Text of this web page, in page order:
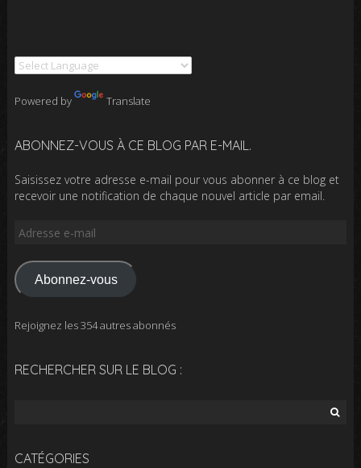
Powered by Translate
ABONNEZ-VOUS À CE BLOG PAR E-MAIL.
Saisissez votre adresse e-mail pour vous abonner à ce blog et
recevoir une notification de chaque nouvel article par email.
Adresse
mail
Abonnez-vous
Rejoignez les 354 autres abonnés
RECHERCHER SUR LE BLOG :
CATÉGORIES